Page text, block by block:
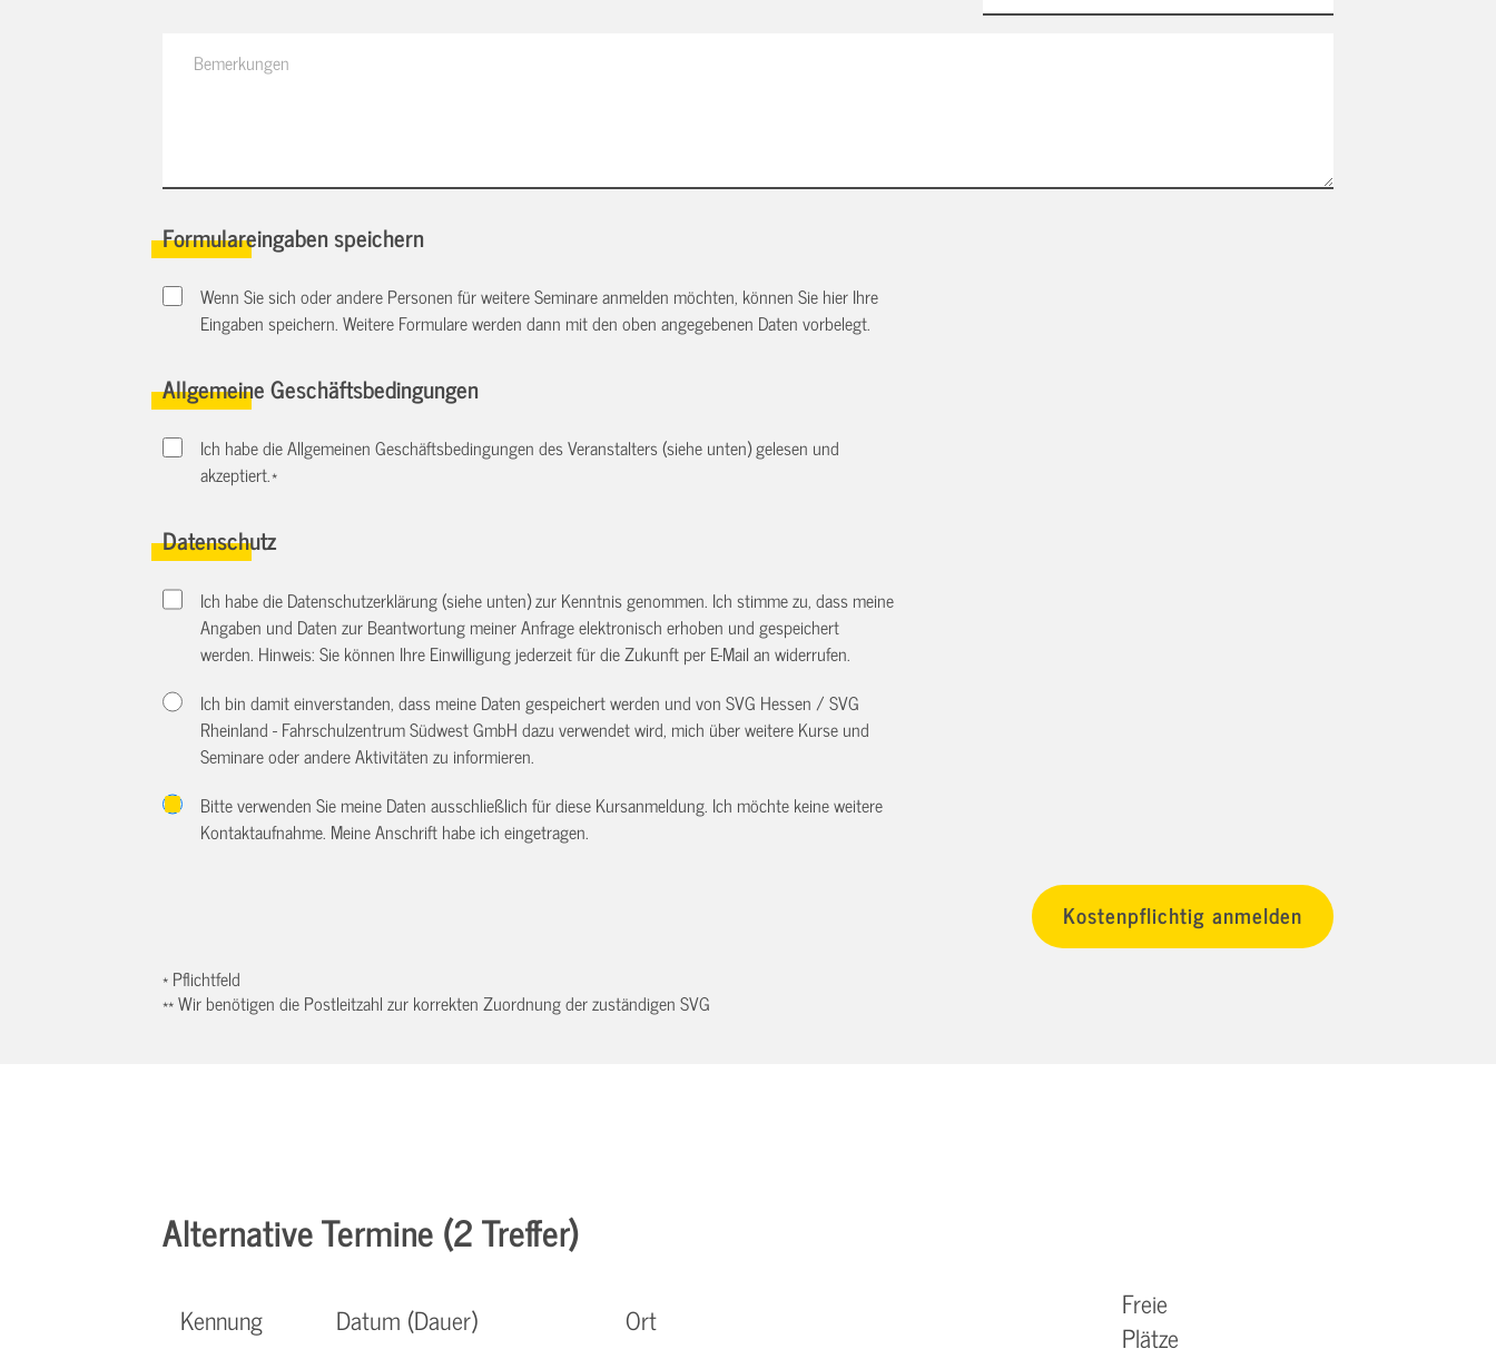
Formulareingaben speichern
Wenn Sie sich oder andere Personen für weitere Seminare anmelden möchten, können Sie hier Ihre
Eingaben speichern. Weitere Formulare werden dann mit den oben angegebenen Daten vorbelegt.
Allgemeine Geschäftsbedingungen
Ich habe die Allgemeinen Geschäftsbedingungen des Veranstalters (siehe unten) gelesen und
akzeptiert.*
Datenschutz
Ich habe die Datenschutzerklärung (siehe unten) zur Kenntnis genommen. Ich stimme zu, dass meine
Angaben und Daten zur Beantwortung meiner Anfrage elektronisch erhoben und gespeichert
werden. Hinweis: Sie können Ihre Einwilligung jederzeit für die Zukunft per E-Mail anwiderrufen.
Ich bin damit einverstanden, dass meine Daten gespeichert werden und von SVG Hessen / SVG
Rheinland - Fahrschulzentrum Südwest GmbH dazu verwendet wird, mich über weitere Kurse und
Seminare oder andere Aktivitäten zu informieren.
Bitte verwenden Sie meine Daten ausschließlich für diese Kursanmeldung. Ich möchte keine weitere
Kontaktaufnahme. Meine Anschrift habe ich eingetragen.
* Pflichtfeld
** Wir benötigen die Postleitzahl zur korrekten Zuordnung der zuständigen SVG
Alternative Termine (2 Treffer)
Kennung Datum (Dauer) Ort
Freie
Plätze